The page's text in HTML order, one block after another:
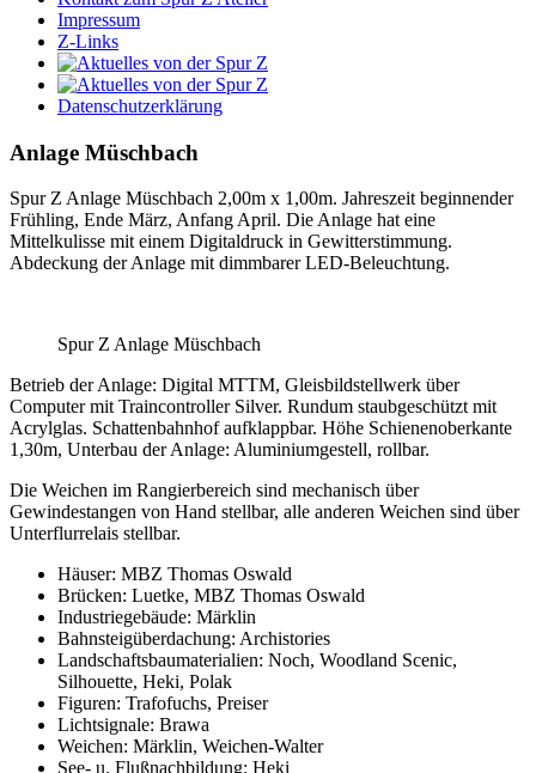
Impressum
Z-Links
Datenschutzerklärung
Anlage Müschbach
Spur Z Anlage Müschbach 2,00m x 1,00m. Jahreszeit beginnender
Frühling, Ende März, Anfang April. Die Anlage hat eine
Mittelkulisse mit einem Digitaldruck in Gewitterstimmung.
Abdeckung der Anlage mit dimmbarer LED-Beleuchtung.
Spur Z Anlage Müschbach
Betrieb der Anlage: Digital MTTM, Gleisbildstellwerk über
Computer mit Traincontroller Silver. Rundum staubgeschützt mit
Acrylglas. Schattenbahnhof aufklappbar. Höhe Schienenoberkante
1,30m, Unterbau der Anlage: Aluminiumgestell, rollbar.
Die Weichen im Rangierbereich sind mechanisch über
Gewindestangen von Hand stellbar, alle anderen Weichen sind über
Unterflurrelais stellbar.
Häuser: MBZ Thomas Oswald
Brücken: Luetke, MBZ Thomas Oswald
Industriegebäude: Märklin
Bahnsteigüberdachung: Archistories
Landschaftsbaumaterialien: Noch, Woodland Scenic,
Silhouette, Heki, Polak
Figuren: Trafofuchs, Preiser
Lichtsignale: Brawa
Weichen: Märklin, Weichen-Walter
See- u. Flußnachbildung: Heki